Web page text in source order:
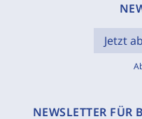
Jetzt
NEWSLETTER